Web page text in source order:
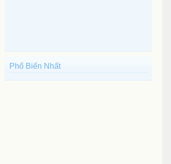
Phổ Biến Nhất